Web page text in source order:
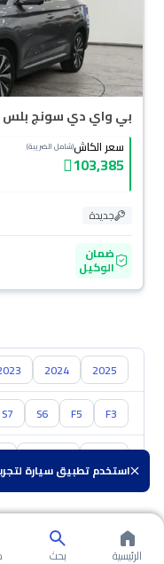
استخدم تطبيق سيارة
بي واي دي سونج بلس
سعر الكاش(شامل الضريبة)
103,385
جديدة
ضمان
الوكيل
2025
2024
F3
F5
S6
S7
تويوتا هيونداي
الرئيسية بحث